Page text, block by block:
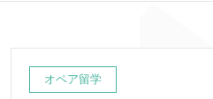
オペア留学